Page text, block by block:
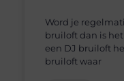
Word je
bruiloft dan is
een DJ bruiloft
bruiloft waar